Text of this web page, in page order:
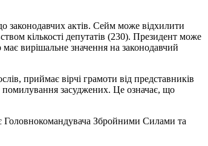
законодавчих актів. Сейм може відхилити
кількості депутатів (230). Президент може
вирішальне значення на законодавчий
приймає вірчі грамоти від представників
засуджених. Це означає, що
Головнокомандувача Збройними Силами та